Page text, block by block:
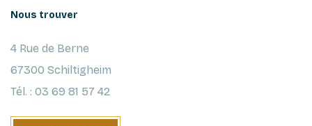
Nous trouver
4 Rue de Berne
67300 Schiltigheim
Tél. : 03 69 81 57 42